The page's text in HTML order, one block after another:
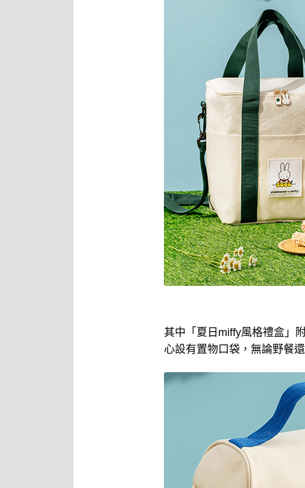
其中「夏日miffy風格禮盒」
心設有置物口袋，無論野餐